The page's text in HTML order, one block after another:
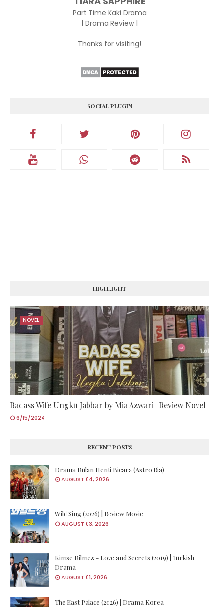
Part Time Kaki Drama
| Drama Review |
Thanks for visiting!
SOCIAL PLUGIN
HIGHLIGHT
NOVEL
Badass Wife Ungku Jabbar by Mia Azwari | Review Novel
6/15/2024
RECENT POSTS
Drama Bulan Henti Bicara (Astro Ria)
AUGUST 04, 2026
Wild Sing (2026) | Review Movie
AUGUST 03, 2026
Kimse Bilmez - Love and Secrets (2019) | Turkish
Drama
AUGUST 01, 2026
The East Palace (2026) | Drama Korea